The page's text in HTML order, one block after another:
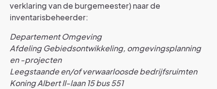
verklaring van de burgemeester) naar de
inventarisbeheerder:
Departement Omgeving
Afdeling Gebiedsontwikkeling, omgevingsplanning
en -projecten
Leegstaande en/of verwaarloosde bedrijfsruimten
Koning Albert II-laan 15 bus 551